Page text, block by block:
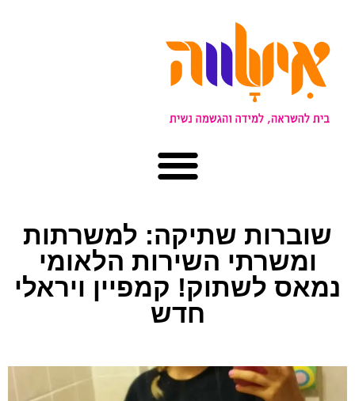
שוברות שתיקה: למשרתות
ומשרתי השירות הלאומי
נמאס לשתוק! קמפיין ויראלי
חדש